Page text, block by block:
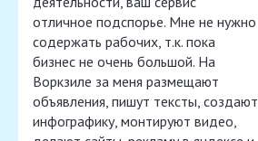
отличное подспорье. Мне не нужно
содержать рабочих, т.к. пока
бизнес не очень большой. На
Воркзиле за меня размещают
объявления, пишут тексты, создают
инфографику, монтируют видео,